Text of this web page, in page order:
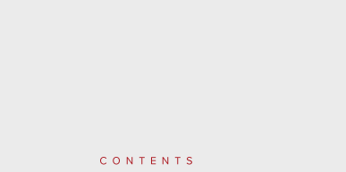
Contents